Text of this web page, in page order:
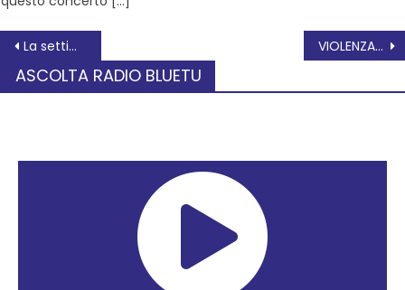
La settimana culturale dell’Arci – Da lunedì 29 novembre a domenica 5 dicembre VIOLENZA DI GENERE – UN APPELLO
ASCOLTA RADIO BLUETU